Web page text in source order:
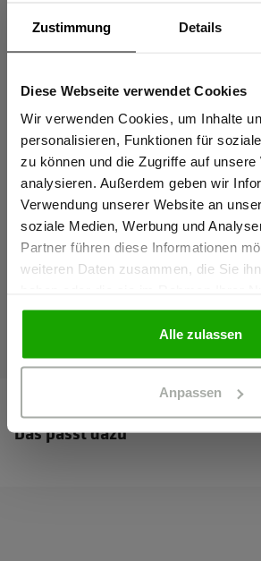
Zustimmung Details
Diese Webseite verwendet Cookies
Wir verwenden Cookies, um Inhalte
personalisieren, Funktionen für
zu können und die Zugriffe auf unsere
analysieren. Außerdem geben wir
Verwendung unserer Website an
soziale Medien, Werbung und
Partner führen diese Informationen
weiteren Daten zusammen, die Sie
gesammelt haben.
Alle zulassen
Anpassen
Tasche komplett geschlossen:
Blickdicht und sicher verstautes
Werkzeug.
Das passt dazu
Sind Sie
Ich bestätige, dass ich
Preise werden netto